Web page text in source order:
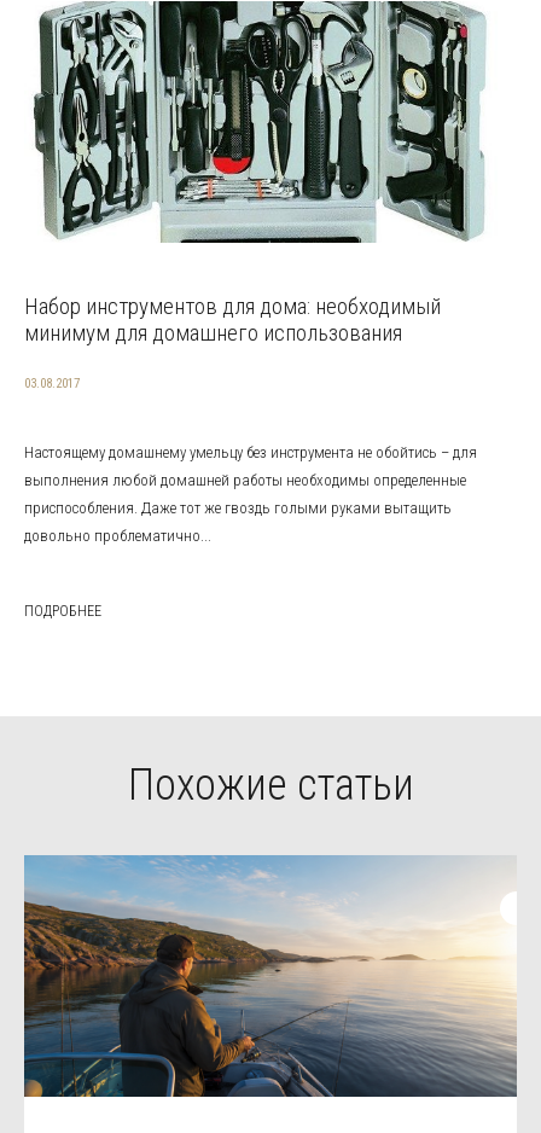
Набор инструментов для дома: необходимый
минимум для домашнего использования
03.08.2017
Настоящему домашнему умельцу без инструмента не обойтись – для
выполнения любой домашней работы необходимы определенные
приспособления. Даже тот же гвоздь голыми руками вытащить
довольно проблематично...
ПОДРОБНЕЕ
Похожие статьи